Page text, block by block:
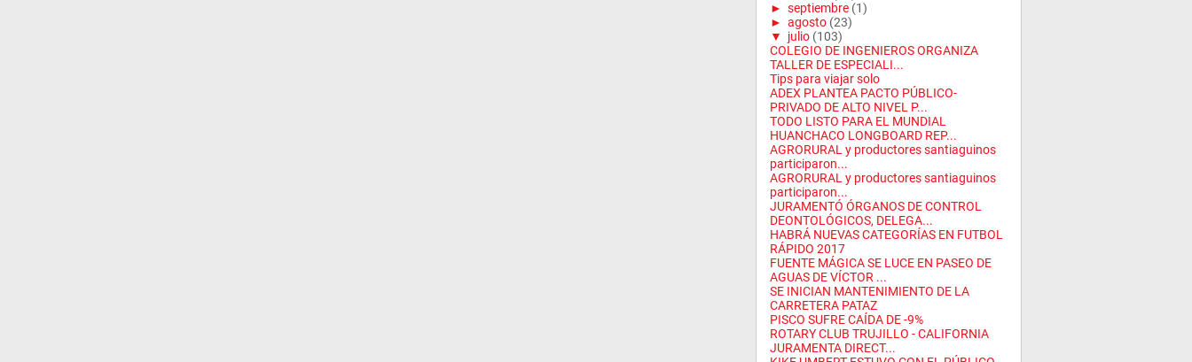
► septiembre (1)
► agosto (23)
▼
julio (103)
COLEGIO DE INGENIEROS ORGANIZA
TALLER DE ESPECIALI...
Tips para viajar solo
ADEX PLANTEA PACTO PÚBLICO-
PRIVADO DE ALTO NIVEL P...
TODO LISTO PARA EL MUNDIAL
HUANCHACO LONGBOARD REP...
AGRORURAL y productores santiaguinos
participaron...
AGRORURAL y productores santiaguinos
participaron...
JURAMENTÓ ÓRGANOS DE CONTROL
DEONTOLÓGICOS, DELEGA...
HABRÁ NUEVAS CATEGORÍAS EN FUTBOL
RÁPIDO 2017
FUENTE MÁGICA SE LUCE EN PASEO DE
AGUAS DE VÍCTOR ...
SE INICIAN MANTENIMIENTO DE LA
CARRETERA PATAZ
PISCO SUFRE CAÍDA DE -9%
ROTARY CLUB TRUJILLO - CALIFORNIA
JURAMENTA DIRECT...